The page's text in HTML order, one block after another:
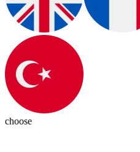
choose